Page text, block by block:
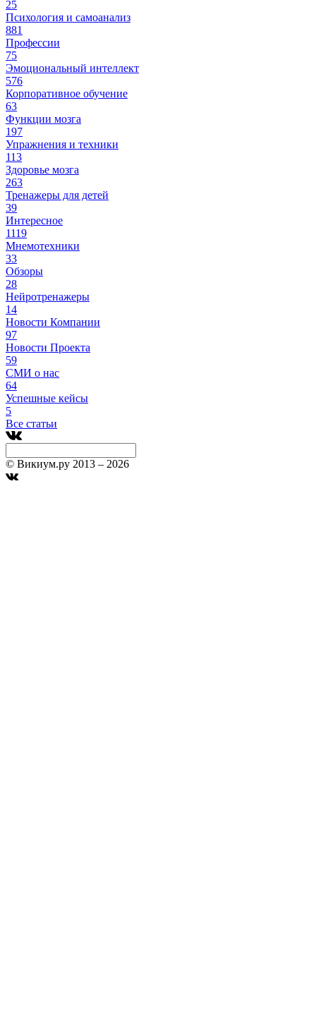
25
Психология и самоанализ
881
Профессии
75
Эмоциональный интеллект
576
Корпоративное обучение
63
Функции мозга
197
Упражнения и техники
113
Здоровье мозга
263
Тренажеры для детей
39
Интересное
1119
Мнемотехники
33
Обзоры
28
Нейротренажеры
14
Новости Компании
97
Новости Проекта
59
СМИ о нас
64
Успешные кейсы
5
Все статьи
© Викиум.ру 2013 – 2026